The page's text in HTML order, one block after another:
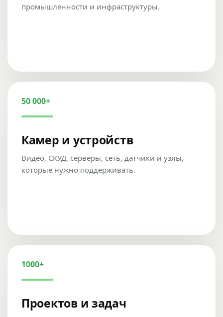
промышленности и инфраструктуры.
50 000+
Камер и устройств
Видео, СКУД, серверы, сеть, датчики и узлы,
которые нужно поддерживать.
1000+
Проектов и задач